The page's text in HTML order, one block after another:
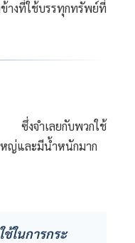
างที่ใช้บรรทุกทรัพย์ที่
ซึ่งจำเลยกับพวกใช้
ญ่และมีน้ำหนักมาก
ในการกระ